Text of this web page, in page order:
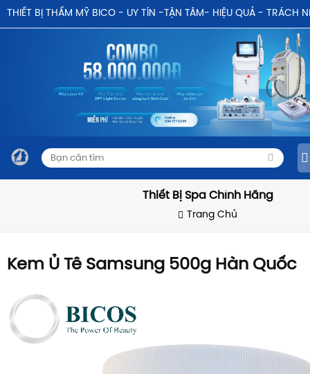
THIẾT BỊ THẨM MỸ BICO - UY TÍN -TẬN TÂM- HIỆU QUẢ - TRÁCH
Thiết Bị Spa Chính Hãng
Trang Chủ
Kem Ủ Tê Samsung 500g Hàn Quốc